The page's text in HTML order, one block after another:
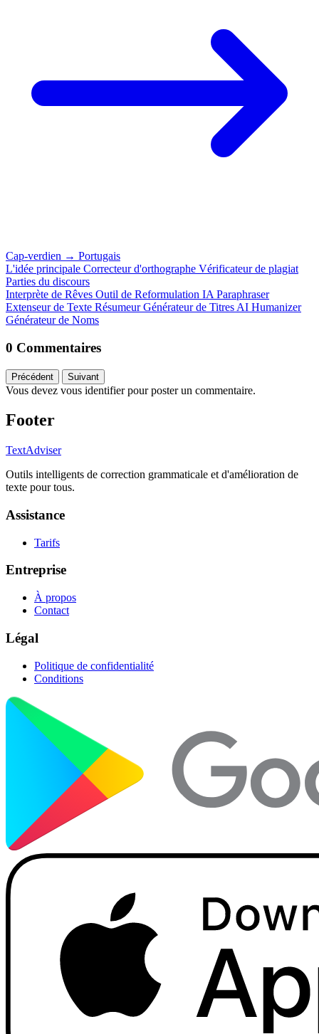
Cap-verdien → Portugais
L'idée principale Correcteur d'orthographe Vérificateur de plagiat
Parties du discours
Interprète de Rêves Outil de Reformulation IA Paraphraser
Extenseur de Texte RésumeurGénérateur de Titres AI Humanizer
Générateur de Noms
0 Commentaires
Précédent Suivant
Vous devez vous identifier pour poster un commentaire.
Footer
TextAdviser
Outils intelligents de correction grammaticale et d'amélioration de
texte pour tous.
Assistance
Tarifs
Entreprise
À propos
Contact
Légal
Politique de confidentialité
Conditions